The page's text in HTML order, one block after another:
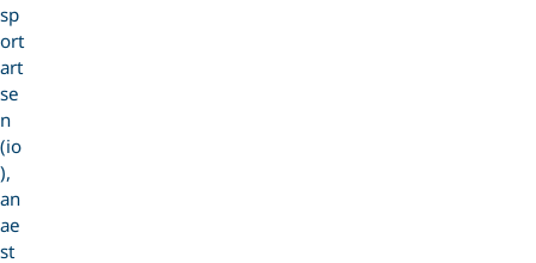
sp
ort
art
se
n
(io
),
an
ae
st